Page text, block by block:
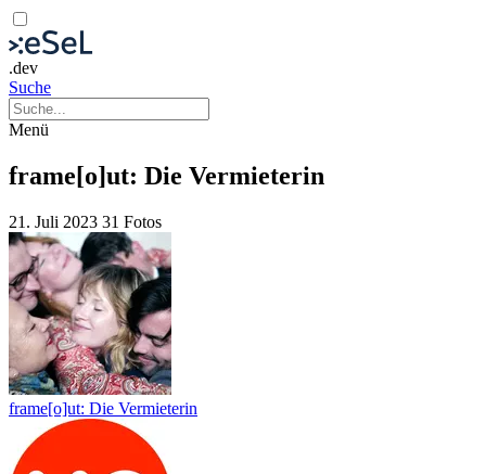
.dev
Suche
Menü
frame[o]ut: Die Vermieterin
21. Juli 2023 31 Fotos
frame[o]ut: Die Vermieterin